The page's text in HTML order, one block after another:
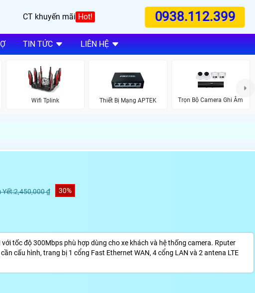
CT khuyến mãi Hot! 0938.112.399
TIN TỨC LIÊN HỆ
Wifi Tplink Thiết Bị Mạng APTEK Trọn Bộ Camera Ghi Âm
Yết:2,450,000 ₫ 30%
tốc độ 300Mbps phù hợp dùng cho xe khách và hệ thống camera. Rputer
cấu hình, trang bị 1 cổng Fast Ethernet WAN, 4 cổng LAN và 2 antena LTE